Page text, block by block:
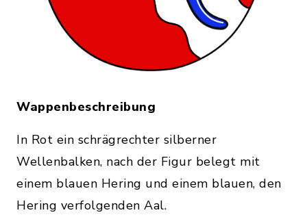
Wappenbeschreibung
In Rot ein schrägrechter silberner
Wellenbalken, nach der Figur belegt mit
einem blauen Hering und einem blauen, den
Hering verfolgenden Aal.